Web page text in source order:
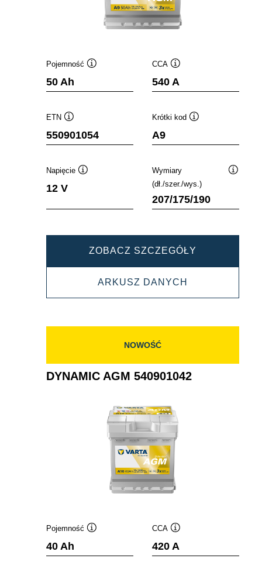
Pojemność
50 Ah
CCA
540 A
ETN
550901054
Krótki kod
A9
Napięcie
12 V
Wymiary
(dł./szer./wys.)
207/175/190
ZOBACZ SZCZEGÓŁY
AGM
ARKUSZ DANYCH
AGM
NOWOŚĆ
DYNAMIC AGM 540901042
Pojemność
40 Ah
CCA
420 A